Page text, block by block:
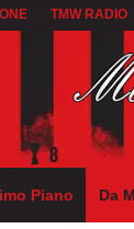
TMW RADIO
Piano Da